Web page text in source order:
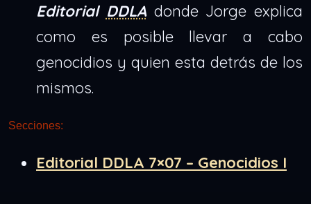
Editorial DDLA donde Jorge explica
como es posible llevar a cabo
genocidios y quien esta detrás de los
mismos.
Secciones:
Editorial DDLA 7×07 – Genocidios I